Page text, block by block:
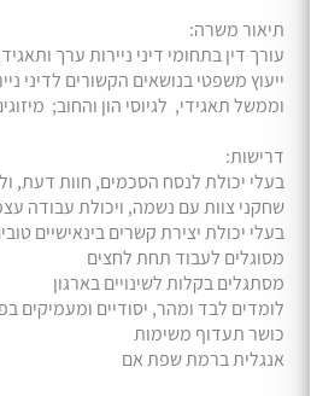
תיאור משרה:
עורך דין בתחומי דיני ניירות ערך
ייעוץ משפטי בנושאים הקשורים לדיני
וממשל תאגידי, לגיוסי הון והחוב;
דרישות:
בעלי יכולת לנסח הסכמים, חוות דעת,
שחקני צוות עם נשמה, ויכולת עבודה
בעלי יכולת יצירת קשרים בינאישיים
מסוגלים לעבוד תחת לחצים
מסתגלים בקלות לשינויים בארגון
לומדים לבד ומהר, יסודיים ומעמיקים
כושר תעדוף משימות
אנגלית ברמת שפת אם